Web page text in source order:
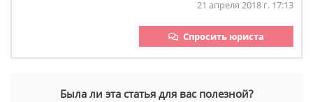
21 апреля 2018 г. 17:13
Спросить юриста
Была ли эта статья для вас полезной?